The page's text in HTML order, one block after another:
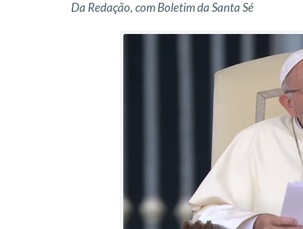
Da Redação, com Boletim da Santa Sé